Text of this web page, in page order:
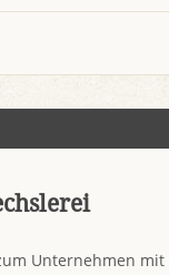
Unternehmen